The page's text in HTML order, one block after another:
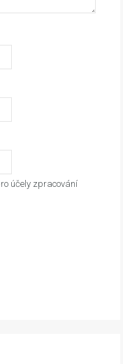
účely zpracování